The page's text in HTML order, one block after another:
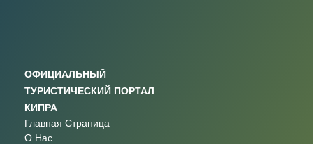
ОФИЦИАЛЬНЫЙ
ТУРИСТИЧЕСКИЙ ПОРТАЛ
КИПРА
Главная Страница
О Нас